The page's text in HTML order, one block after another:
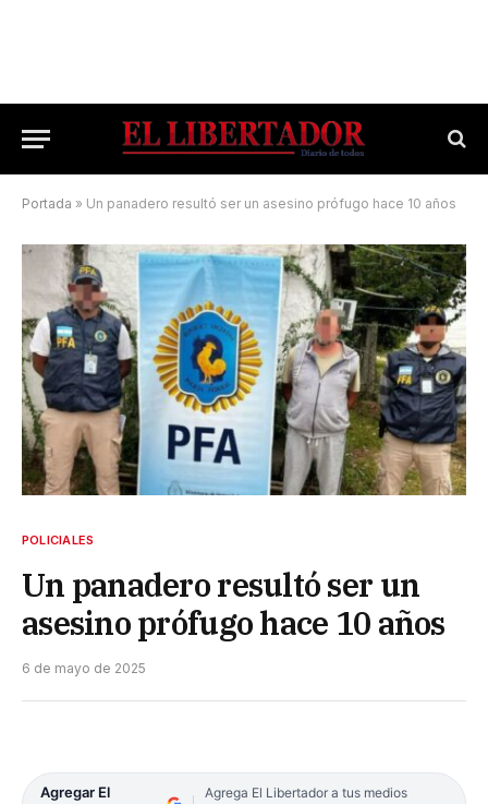
Portada » Un panadero resultó ser un asesino prófugo hace 10 años
POLICIALES
Un panadero resultó ser un
asesino prófugo hace 10 años
6 de mayo de 2025
Agregar El
Agrega El Libertador a tus medios